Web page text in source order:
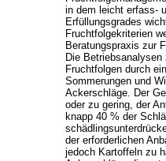
in dem leicht erfass-
Erfüllungsgrades
Fruchtfolgekriterien
Beratungspraxis zur
Die
Fruchtfolgen durch
Sommerungen und
Ackerschläge. Der
oder zu gering, der
knapp 40 % der
der erforderlichen
jedoch Kartoffeln zu